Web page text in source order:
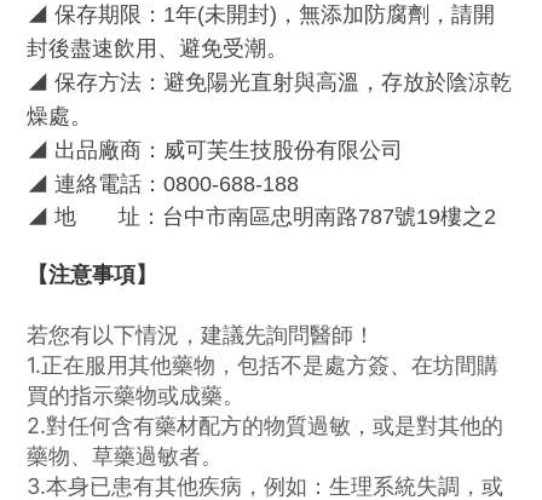
◢ 保存期限： 1年(未開封) ，無添加防腐劑，請開
封後盡速飲用、避免受潮。
◢ 保存方法：避免陽光直射與高溫，存放於陰涼乾
燥處。
◢ 出品廠商：威可芙生技股份有限公司
◢ 連絡電話： 0800-688-188
◢ 地 址：台中市南區忠明南路787號19樓之 2
【注意事項】
若您有以下情況，建議先詢問醫師！
1.正在服用其他藥物，包括不是處方簽、在坊間購
買的指示藥物或成藥。
2.對任何含有藥材配方的物質過敏，或是對其他的
藥物、草藥過敏者。
3.本身已患有其他疾病，例如：生理系統失調，或